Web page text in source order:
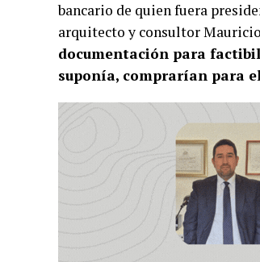
bancario de quien fuera
arquitecto y consultor
documentación para
suponía, comprarían para